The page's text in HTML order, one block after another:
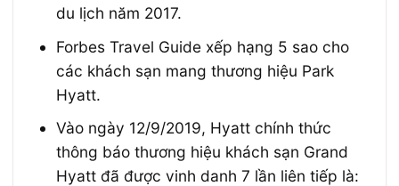
du lịch năm 2017.
Forbes Travel Guide xếp hạng 5 sao cho
các khách sạn mang thương hiệu Park
Hyatt.
Vào ngày 12/9/2019, Hyatt chính thức
thông báo thương hiệu khách sạn Grand
Hyatt đã được vinh danh 7 lần liên tiếp là: